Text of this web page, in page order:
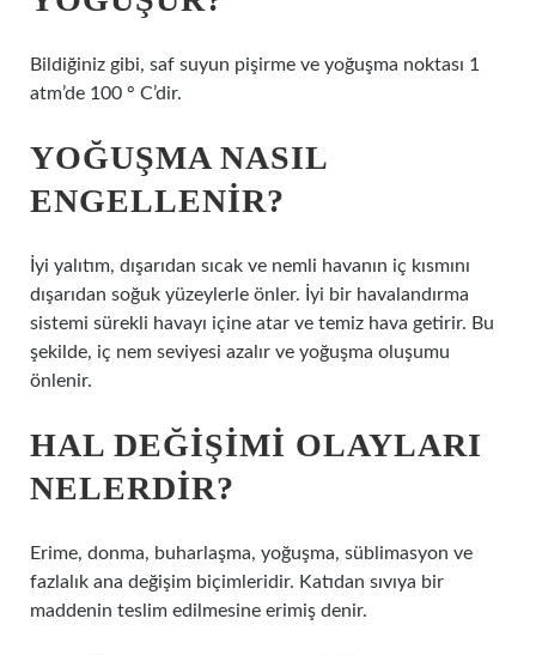
Bildiğiniz gibi, saf suyun pişirme ve yoğuşma noktası 1
atm’de 100 ° C’dir.
YOĞUŞMA NASIL
ENGELLENIR?
İyi yalıtım, dışarıdan sıcak ve nemli havanın iç kısmını
dışarıdan soğuk yüzeylerle önler. İyi bir havalandırma
sistemi sürekli havayı içine atar ve temiz hava getirir. Bu
şekilde, iç nem seviyesi azalır ve yoğuşma oluşumu
önlenir.
HAL DEĞIŞIMI OLAYLARI
NELERDIR?
Erime, donma, buharlaşma, yoğuşma, süblimasyon ve
fazlalık ana değişim biçimleridir. Katıdan sıvıya bir
maddenin teslim edilmesine erimiş denir.